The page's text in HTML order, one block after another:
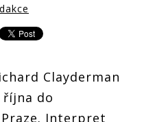
Clayderman
do
Interpret